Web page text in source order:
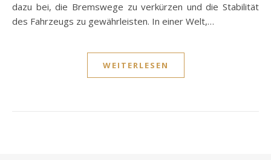
dazu bei, die Bremswege zu verkürzen und die Stabilität
des Fahrzeugs zu gewährleisten. In einer Welt,…
WEITERLESEN